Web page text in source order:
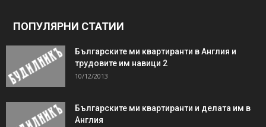
ПОПУЛЯРНИ СТАТИИ
Българските ми квартиранти в Англия и
трудовите им навици 2
10/12/2013
Българските ми квартиранти и делата им в
Англия